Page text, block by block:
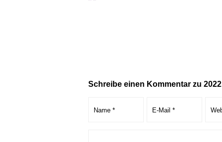
Schreibe einen Kommentar zu